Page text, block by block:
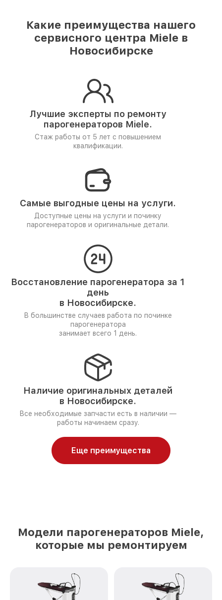
Какие преимущества нашего
сервисного центра Miele в
Новосибирске
Лучшие эксперты по ремонту
парогенераторов Miele.
Стаж работы от 5 лет с повышением
квалификации.
Самые выгодные цены на услуги.
Доступные цены на услуги и починку
парогенераторов и оригинальные детали.
Восстановление парогенератора за 1
день
в Новосибирске.
В большинстве случаев работа по починке
парогенератора
занимает всего 1 день.
Наличие оригинальных деталей
в Новосибирске.
Все необходимые запчасти есть в наличии —
работы начинаем сразу.
Еще преимущества
Модели парогенераторов Miele,
которые мы ремонтируем